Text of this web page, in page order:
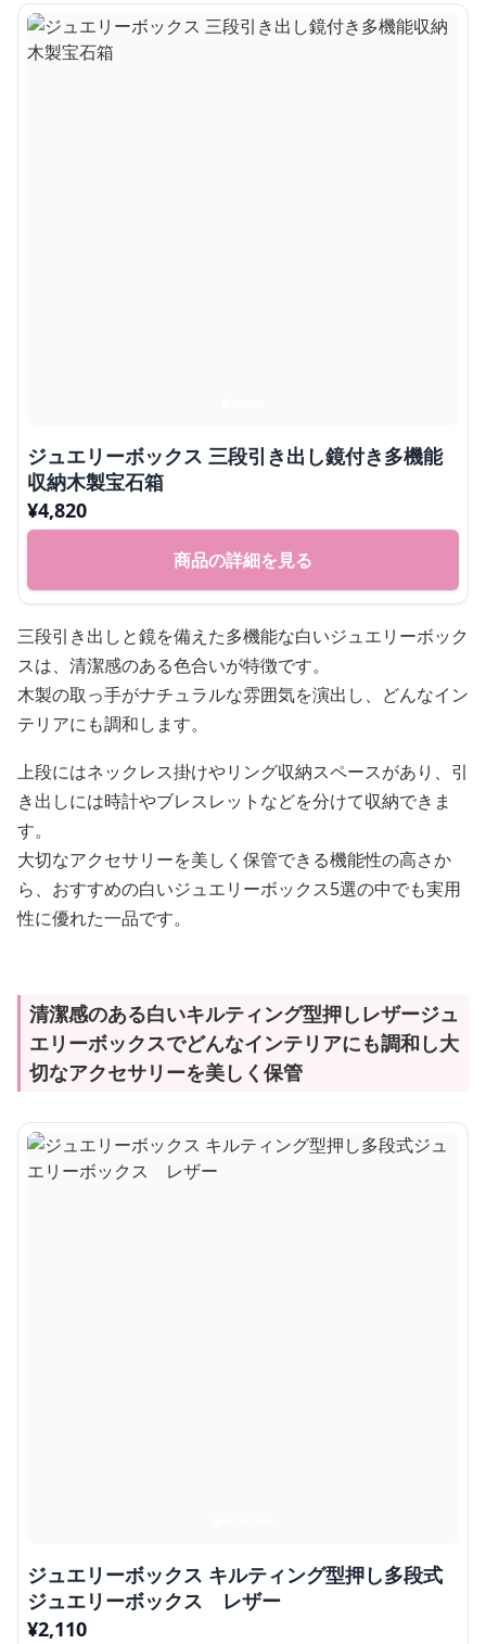
ジュエリーボックス 三段引き出し鏡付き多機能
収納木製宝石箱
¥4,820
商品の詳細を見る
三段引き出しと鏡を備えた多機能な白いジュエリーボック
スは、清潔感のある色合いが特徴です。
木製の取っ手がナチュラルな雰囲気を演出し、どんなイン
テリアにも調和します。
上段にはネックレス掛けやリング収納スペースがあり、引
き出しには時計やブレスレットなどを分けて収納できま
す。
大切なアクセサリーを美しく保管できる機能性の高さか
ら、おすすめの白いジュエリーボックス5選の中でも実用
性に優れた一品です。
清潔感のある白いキルティング型押しレザージュ
エリーボックスでどんなインテリアにも調和し大
切なアクセサリーを美しく保管
ジュエリーボックス キルティング型押し多段式
ジュエリーボックス レザー
¥2,110